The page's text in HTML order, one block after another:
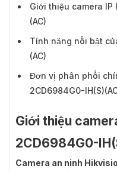
Giới thiệu camera IP
(AC)
Tính năng nổi bật
(AC)
Đơn vị phân phối
2CD6984G0-
Giới thiệu
2CD6984G0-
Camera an ninh